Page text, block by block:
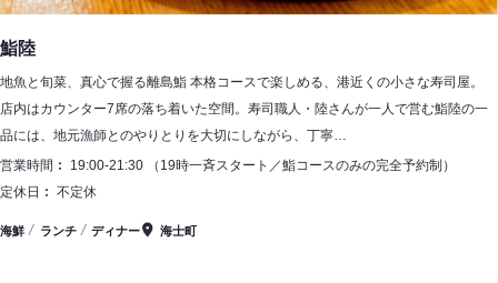
鮨陸
地魚と旬菜、真心で握る離島鮨 本格コースで楽しめる、港近くの小さな寿司屋。
店内はカウンター7席の落ち着いた空間。寿司職人・陸さんが一人で営む鮨陸の一
品には、地元漁師とのやりとりを大切にしながら、丁寧…
営業時間
19:00-21:30 （19時一斉スタート／鮨コースのみの完全予約制）
定休日
不定休
海鮮 ランチ ディナー 海士町